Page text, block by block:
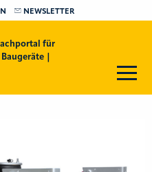
NEWSLETTER
für
|